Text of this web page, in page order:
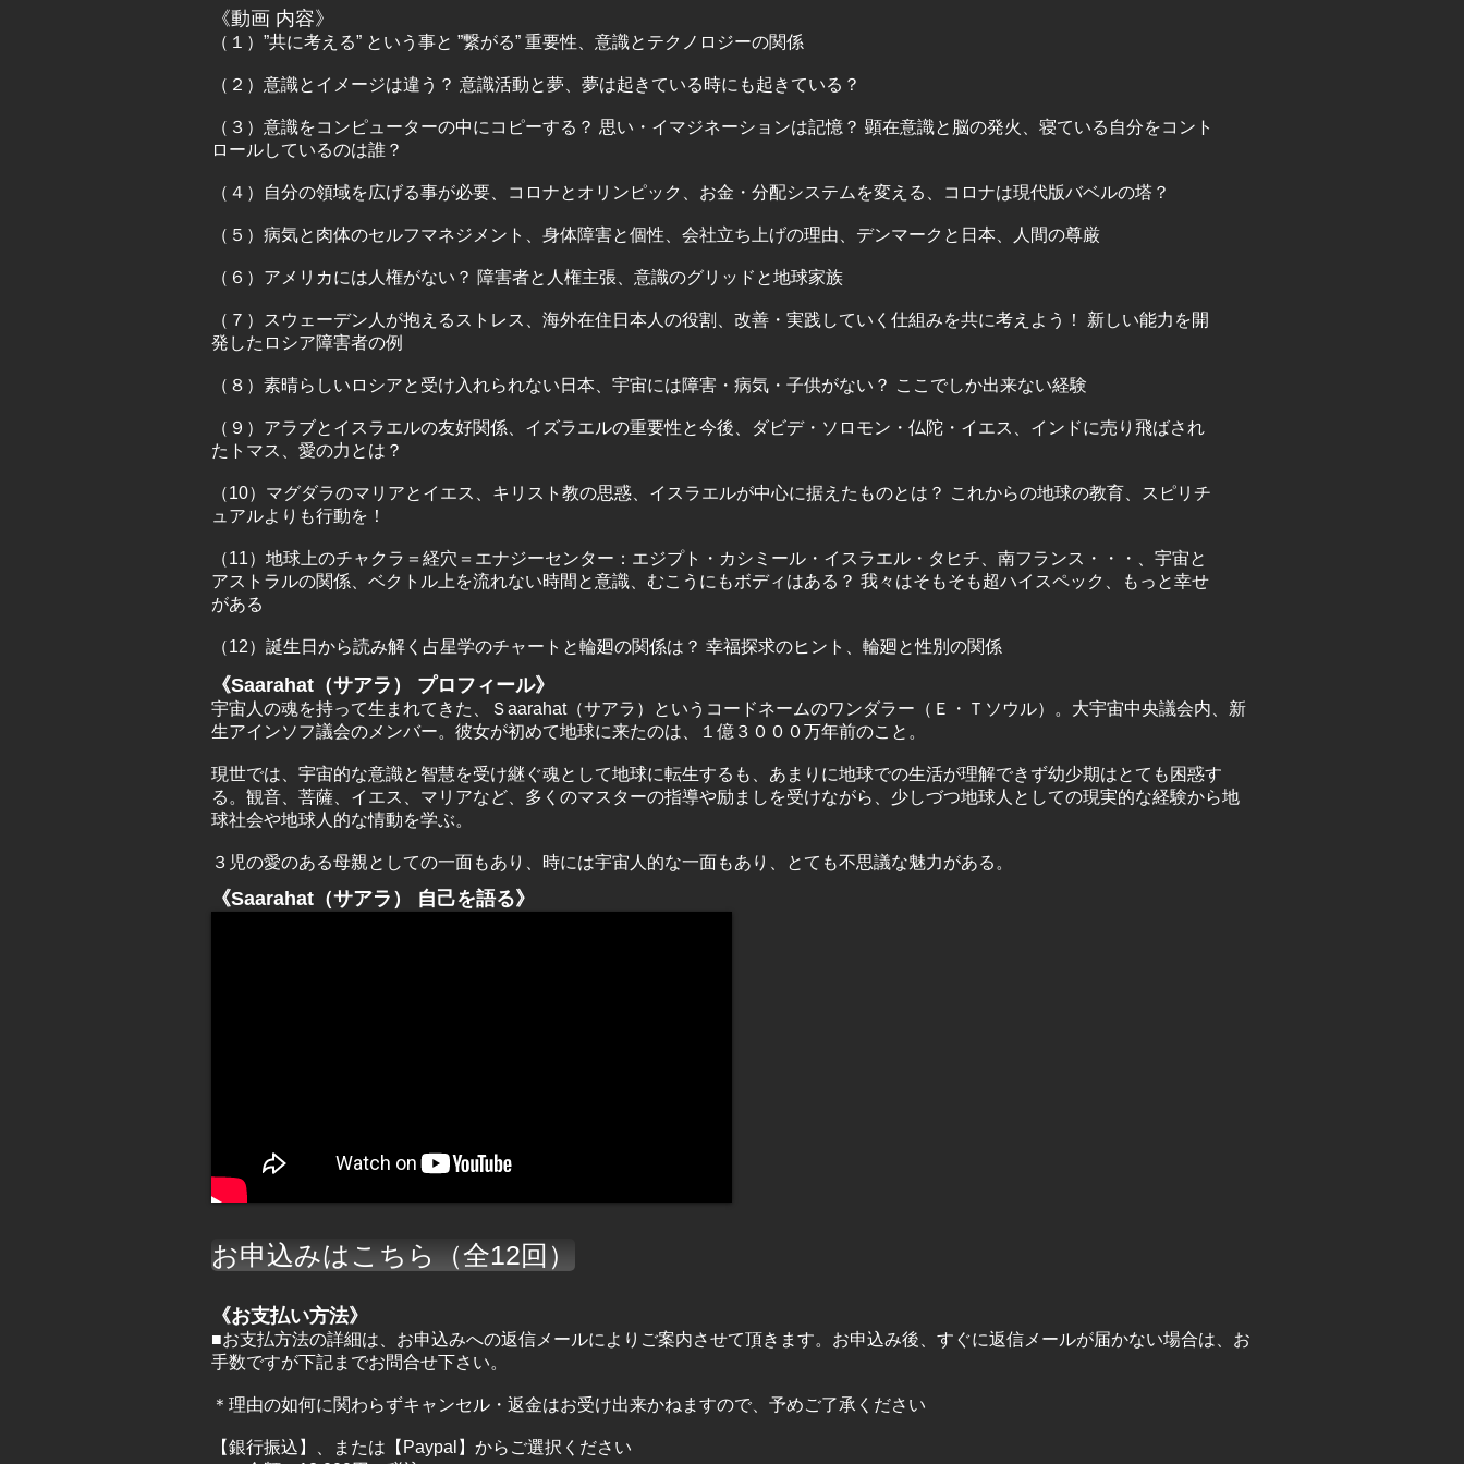
《動画 内容》
（１）”共に考える” という事と ”繋がる” 重要性、意識とテクノロジーの関係
（２）意識とイメージは違う？ 意識活動と夢、夢は起きている時にも起きている？
（３）意識をコンピューターの中にコピーする？ 思い・イマジネーションは記憶？ 顕在意識と脳の発火、寝ている自分をコント
ロールしているのは誰？
（４）自分の領域を広げる事が必要、コロナとオリンピック、お金・分配システムを変える、コロナは現代版バベルの塔？
（５）病気と肉体のセルフマネジメント、身体障害と個性、会社立ち上げの理由、デンマークと日本、人間の尊厳
（６）アメリカには人権がない？ 障害者と人権主張、意識のグリッドと地球家族
（７）スウェーデン人が抱えるストレス、海外在住日本人の役割、改善・実践していく仕組みを共に考えよう！ 新しい能力を開
発したロシア障害者の例
（８）素晴らしいロシアと受け入れられない日本、宇宙には障害・病気・子供がない？ ここでしか出来ない経験
（９）アラブとイスラエルの友好関係、イズラエルの重要性と今後、ダビデ・ソロモン・仏陀・イエス、インドに売り飛ばされ
たトマス、愛の力とは？
（10）マグダラのマリアとイエス、キリスト教の思惑、イスラエルが中心に据えたものとは？ これからの地球の教育、スピリチ
ュアルよりも行動を！
（11）地球上のチャクラ＝経穴＝エナジーセンター：エジプト・カシミール・イスラエル・タヒチ、南フランス・・・、宇宙と
アストラルの関係、ベクトル上を流れない時間と意識、むこうにもボディはある？ 我々はそもそも超ハイスペック、もっと幸せ
がある
（12）誕生日から読み解く占星学のチャートと輪廻の関係は？ 幸福探求のヒント、輪廻と性別の関係
《Saarahat（サアラ） プロフィール》
宇宙人の魂を持って生まれてきた、Ｓaarahat（サアラ）というコードネームのワンダラー（Ｅ・Ｔソウル）。大宇宙中央議会内、新
生アインソフ議会のメンバー。彼女が初めて地球に来たのは、１億３０００万年前のこと。
現世では、宇宙的な意識と智慧を受け継ぐ魂として地球に転生するも、あまりに地球での生活が理解できず幼少期はとても困惑す
る。観音、菩薩、イエス、マリアなど、多くのマスターの指導や励ましを受けながら、少しづつ地球人としての現実的な経験から地
球社会や地球人的な情動を学ぶ。
３児の愛のある母親としての一面もあり、時には宇宙人的な一面もあり、とても不思議な魅力がある。
《Saarahat（サアラ） 自己を語る》
お申込みはこちら（全12回）
《お支払い方法》
■お支払方法の詳細は、お申込みへの返信メールによりご案内させて頂きます。お申込み後、すぐに返信メールが届かない場合は、お
手数ですが下記までお問合せ下さい。
＊理由の如何に関わらずキャンセル・返金はお受け出来かねますので、予めご了承ください
【銀行振込 】、または【Paypal】からご選択ください